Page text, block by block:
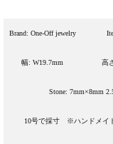
Brand: One-Off jewelry
幅: W19.7mm 高
Stone: 7mm×8mm
10号で採寸 ※ハンドメイ